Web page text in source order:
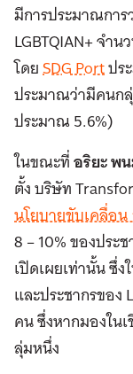
มีการประมาณการ
LGBTQIAN+ จำ
โดยSDG Portปร
ประมาณว่ามีคนก
ประมาณ 5.6%)
ในขณะที่อริยะ พ
ตั้ง บริษัท
นโยบายขับเคลื่อน
8 – 10% ของประ
เปิดเผยเท่านั้น ซึ่
และประชากรของ
คน ซึ่งหากมองใน
ลุ่มหนึ่ง